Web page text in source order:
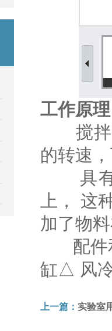
工作原理
搅拌式
的转速
具有
上， 这
加了物
配件
缸△ 风
上一篇： 实验室